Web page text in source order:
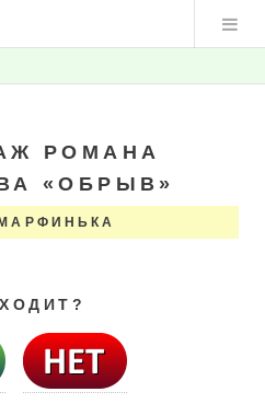
РОМАНА
«ОБРЫВ»
МАРФИНЬКА